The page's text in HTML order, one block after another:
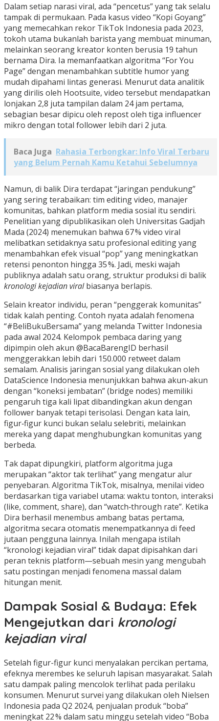
Dalam setiap narasi viral, ada “pencetus” yang tak selalu
tampak di permukaan. Pada kasus video “Kopi Goyang”
yang memecahkan rekor TikTok Indonesia pada 2023,
tokoh utama bukanlah barista yang membuat minuman,
melainkan seorang kreator konten berusia 19 tahun
bernama Dira. Ia memanfaatkan algoritma “For You
Page” dengan menambahkan subtitle humor yang
mudah dipahami lintas generasi. Menurut data analitik
yang dirilis oleh Hootsuite, video tersebut mendapatkan
lonjakan 2,8 juta tampilan dalam 24 jam pertama,
sebagian besar dipicu oleh repost oleh tiga influencer
mikro dengan total follower lebih dari 2 juta.
Baca Juga Rahasia Terbongkar: Info Viral Terbaru
yang Belum Pernah Kamu Ketahui Sebelumnya
Namun, di balik Dira terdapat “jaringan pendukung”
yang sering terabaikan: tim editing video, manajer
komunitas, bahkan platform media sosial itu sendiri.
Penelitian yang dipublikasikan oleh Universitas Gadjah
Mada (2024) menemukan bahwa 67 % video viral
melibatkan setidaknya satu profesional editing yang
menambahkan efek visual “pop” yang meningkatkan
retensi penonton hingga 35 %. Jadi, meski wajah
publiknya adalah satu orang, struktur produksi di balik
kronologi kejadian viralbiasanya berlapis.
Selain kreator individu, peran “penggerak komunitas”
tidak kalah penting. Contoh nyata adalah fenomena
“#BeliBukuBersama” yang melanda Twitter Indonesia
pada awal 2024. Kelompok pembaca daring yang
dipimpin oleh akun @BacaBarengID berhasil
menggerakkan lebih dari 150.000 retweet dalam
semalam. Analisis jaringan sosial yang dilakukan oleh
DataScience Indonesia menunjukkan bahwa akun-akun
dengan “koneksi jembatan” (bridge nodes) memiliki
pengaruh tiga kali lipat dibandingkan akun dengan
follower banyak tetapi terisolasi. Dengan kata lain,
figur‑figur kunci bukan selalu selebriti, melainkan
mereka yang dapat menghubungkan komunitas yang
berbeda.
Tak dapat dipungkiri, platform algoritma juga
merupakan “aktor tak terlihat” yang mengatur alur
penyebaran. Algoritma TikTok, misalnya, menilai video
berdasarkan tiga variabel utama: waktu tonton, interaksi
(like, comment, share), dan “watch‑through rate”. Ketika
Dira berhasil menembus ambang batas pertama,
algoritma secara otomatis menempatkannya di feed
jutaan pengguna lainnya. Inilah mengapa istilah
“kronologi kejadian viral” tidak dapat dipisahkan dari
peran teknis platform—sebuah mesin yang mengubah
satu postingan menjadi fenomena massal dalam
hitungan menit.
Dampak Sosial & Budaya: Efek
Mengejutkan dari kronologi
kejadian viral
Setelah figur-figur kunci menyalakan percikan pertama,
efeknya merembes ke seluruh lapisan masyarakat. Salah
satu dampak paling mencolok terlihat pada perilaku
konsumen. Menurut survei yang dilakukan oleh Nielsen
Indonesia pada Q2 2024, penjualan produk “boba”
meningkat 22 % dalam satu minggu setelah video “Boba